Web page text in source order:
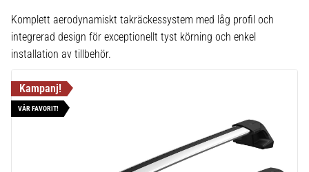
Komplett aerodynamiskt takräckessystem med låg profil och
integrerad design för exceptionellt tyst körning och enkel
installation av tillbehör.
VÅR FAVORIT!